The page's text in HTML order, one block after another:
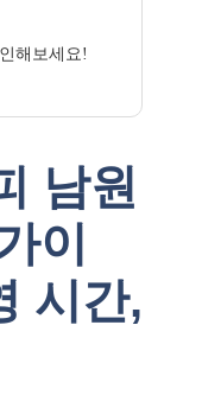
해보세요!
남원
이
시간,